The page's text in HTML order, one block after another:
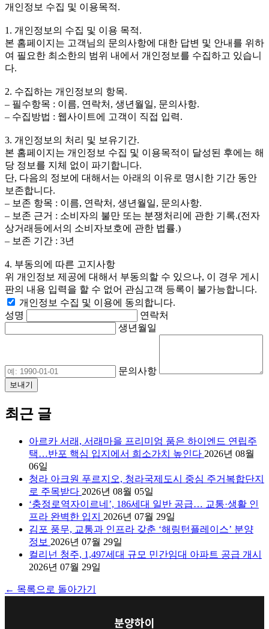
개인정보 수집 및 이용목적.
1. 개인정보의 수집 및 이용 목적.
본 홈페이지는 고객님의 문의사항에 대한 답변 및 안내를 위하
여 필요한 최소한의 범위 내에서 개인정보를 수집하고 있습니
다.
2. 수집하는 개인정보의 항목.
– 필수항목 : 이름, 연락처, 생년월일, 문의사항.
– 수집방법 : 웹사이트에 고객이 직접 입력.
3. 개인정보의 처리 및 보유기간.
본 홈페이지는 개인정보 수집 및 이용목적이 달성된 후에는 해
당 정보를 지체 없이 파기합니다.
단, 다음의 정보에 대해서는 아래의 이유로 명시한 기간 동안
보존합니다.
– 보존 항목 : 이름, 연락처, 생년월일, 문의사항.
– 보존 근거 : 소비자의 불만 또는 분쟁처리에 관한 기록.(전자
상거래등에서의 소비자보호에 관한 법률.)
– 보존 기간 : 3년
4. 부동의에 따른 고지사항
위 개인정보 제공에 대해서 부동의할 수 있으나, 이 경우 게시
판의 내용 입력을 할 수 없어 관심고객 등록이 불가능합니다.
개인정보 수집 및 이용에 동의합니다.
성명
연락처
생년월일
문의사항
최근 글
아르카 서래, 서래마을 프리미엄 품은 하이엔드 연립주
택…반포 핵심 입지에서 희소가치 높인다 2026년 08월
06일
청라 아크원 푸르지오, 청라국제도시 중심 주거복합단지
로 주목받다 2026년 08월 05일
‘충정로역자이르네’, 186세대 일반 공급… 교통·생활 인
프라 완벽한 입지 2026년 07월 29일
김포 풍무, 교통과 인프라 갖춘 ‘해링턴플레이스’ 분양
정보 2026년 07월 29일
컬리넌 청주, 1,497세대 규모 민간임대 아파트 공급 개시
2026년 07월 29일
← 목록으로 돌아가기
분양하이